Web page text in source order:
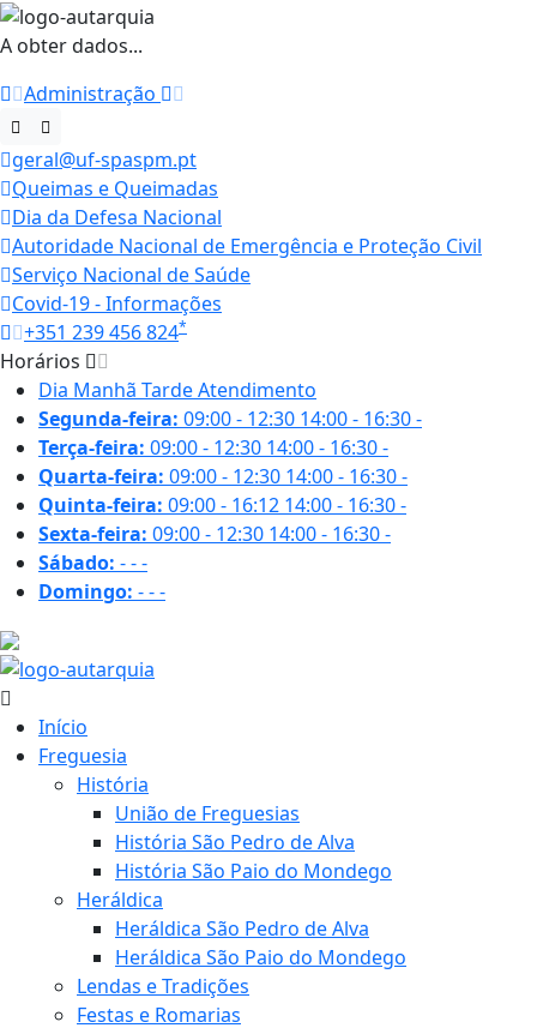
A obter dados...
Administração
geral@uf-spaspm.pt
Queimas e Queimadas
Dia da Defesa Nacional
Autoridade Nacional de Emergência e Proteção Civil
Serviço Nacional de Saúde
Covid-19 - Informações
+351 239 456 824*
Horários
Dia Manhã TardeAtendimento
Segunda-feira: 09:00 - 12:30 14:00 - 16:30-
Terça-feira: 09:00 - 12:30 14:00 - 16:30-
Quarta-feira: 09:00 - 12:30 14:00 - 16:30-
Quinta-feira: 09:00 - 16:12 14:00 - 16:30-
Sexta-feira: 09:00 - 12:30 14:00 - 16:30-
Sábado: ---
Domingo: ---
Início
Freguesia
História
União de Freguesias
História São Pedro de Alva
História São Paio do Mondego
Heráldica
Heráldica São Pedro de Alva
Heráldica São Paio do Mondego
Lendas e Tradições
Festas e Romarias